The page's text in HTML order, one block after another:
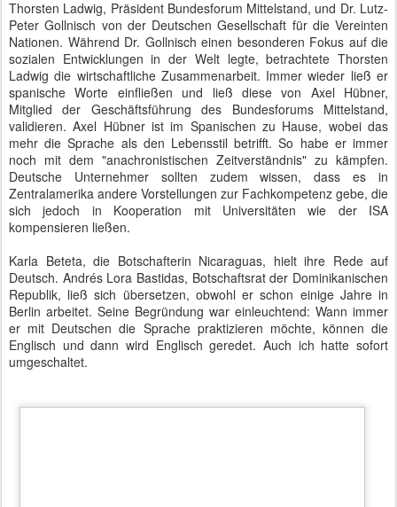
Thorsten Ladwig, Präsident Bundesforum Mittelstand, und Dr. Lutz-
Peter Gollnisch von der Deutschen Gesellschaft für die Vereinten
Nationen. Während Dr. Gollnisch einen besonderen Fokus auf die
sozialen Entwicklungen in der Welt legte, betrachtete Thorsten
Ladwig die wirtschaftliche Zusammenarbeit. Immer wieder ließ er
spanische Worte einfließen und ließ diese von Axel Hübner,
Mitglied der Geschäftsführung des Bundesforums Mittelstand,
validieren. Axel Hübner ist im Spanischen zu Hause, wobei das
mehr die Sprache als den Lebensstil betrifft. So habe er immer
noch mit dem "anachronistischen Zeitverständnis" zu kämpfen.
Deutsche Unternehmer sollten zudem wissen, dass es in
Zentralamerika andere Vorstellungen zur Fachkompetenz gebe, die
sich jedoch in Kooperation mit Universitäten wie der ISA
kompensieren ließen.
Karla Beteta, die Botschafterin Nicaraguas, hielt ihre Rede auf
Deutsch. Andrés Lora Bastidas, Botschaftsrat der Dominikanischen
Republik, ließ sich übersetzen, obwohl er schon einige Jahre in
Berlin arbeitet. Seine Begründung war einleuchtend: Wann immer
er mit Deutschen die Sprache praktizieren möchte, können die
Englisch und dann wird Englisch geredet. Auch ich hatte sofort
umgeschaltet.